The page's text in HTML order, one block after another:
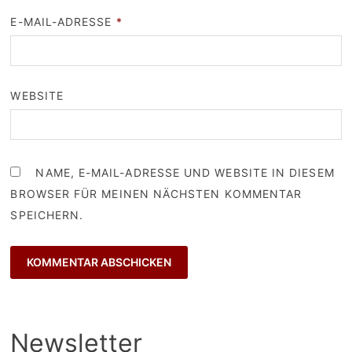
E-MAIL-ADRESSE *
WEBSITE
NAME, E-MAIL-ADRESSE UND WEBSITE IN DIESEM
BROWSER FÜR MEINEN NÄCHSTEN KOMMENTAR
SPEICHERN.
Newsletter